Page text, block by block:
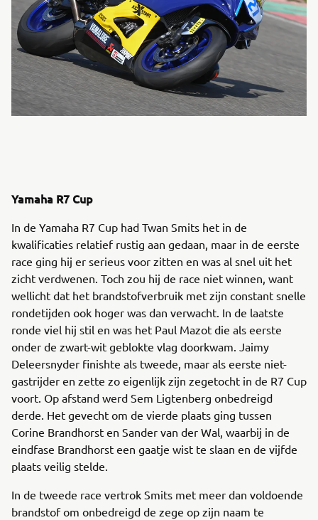
Yamaha R7 Cup
In de Yamaha R7 Cup had Twan Smits het in de
kwalificaties relatief rustig aan gedaan, maar in de eerste
race ging hij er serieus voor zitten en was al snel uit het
zicht verdwenen. Toch zou hij de race niet winnen, want
wellicht dat het brandstofverbruik met zijn constant snelle
rondetijden ook hoger was dan verwacht. In de laatste
ronde viel hij stil en was het Paul Mazot die als eerste
onder de zwart-wit geblokte vlag doorkwam. Jaimy
Deleersnyder finishte als tweede, maar als eerste niet-
gastrijder en zette zo eigenlijk zijn zegetocht in de R7 Cup
voort. Op afstand werd Sem Ligtenberg onbedreigd
derde. Het gevecht om de vierde plaats ging tussen
Corine Brandhorst en Sander van der Wal, waarbij in de
eindfase Brandhorst een gaatje wist te slaan en de vijfde
plaats veilig stelde.
In de tweede race vertrok Smits met meer dan voldoende
brandstof om onbedreigd de zege op zijn naam te